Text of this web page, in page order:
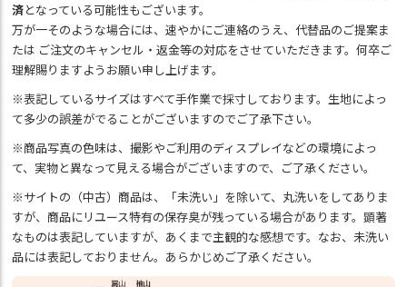
済となっている可能性もございます。
万が一そのような場合には、速やかにご連絡のうえ、代替品のご提案ま
たは ご注文のキャンセル・返金等の対応をさせていただきます。何卒ご
理解賜りますようお願い申し上げます。
※表記しているサイズはすべて手作業で採寸しております。生地によっ
て多少の誤差がでることがございますのでご了承下さい。
※商品写真の色味は、撮影やご利用のディスプレイなどの環境によっ
て、実物と異なって見える場合がございますので、ご了承ください。
※サイトの（中古）商品は、「未洗い」を除いて、丸洗いをしてありま
すが、商品にリユース特有の保存臭が残っている場合があります。顕著
なものは表記していますが、あくまで主観的な感想です。なお、未洗い
品には表記しておりません。あらかじめご了承ください。